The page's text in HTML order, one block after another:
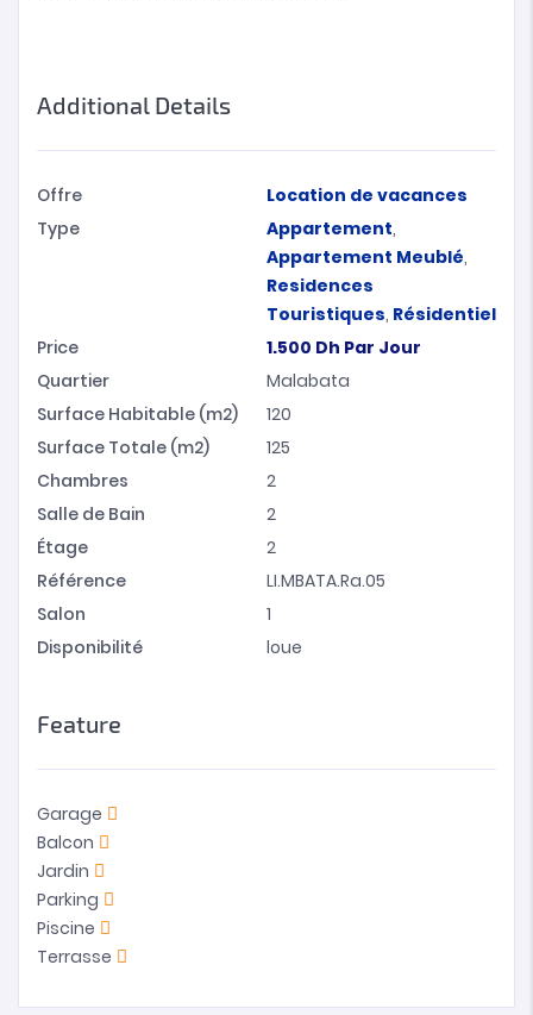
Additional Details
Offre
Location de vacances
Type
Appartement,
Appartement Meublé,
Residences
Touristiques, Résidentiel
Price
1.500 Dh Par Jour
Quartier
Malabata
Surface Habitable (m2)
120
Surface Totale (m2)
125
Chambres
2
Salle de Bain
2
Étage
2
Référence
LI.MBATA.Ra.05
Salon
1
Disponibilité
loue
Feature
Garage
Balcon
Jardin
Parking
Piscine
Terrasse